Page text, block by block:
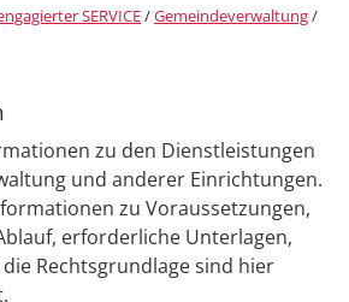
SERVICE/Gemeindeverwaltung/
zu den Dienstleistungen
und anderer Einrichtungen.
zu Voraussetzungen,
erforderliche Unterlagen,
Rechtsgrundlage sind hier